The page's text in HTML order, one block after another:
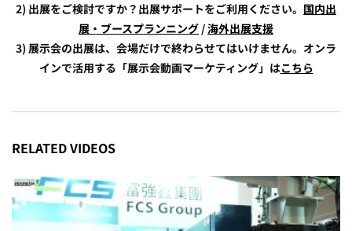
2) 出展をご検討ですか？出展サポートをご利用ください。 国内出
展・ブースプランニング /海外出展支援
3) 展示会の出展は、会場だけで終わらせてはいけません。オンラ
インで活用する「展示会動画マーケティング」はこちら
RELATED VIDEOS